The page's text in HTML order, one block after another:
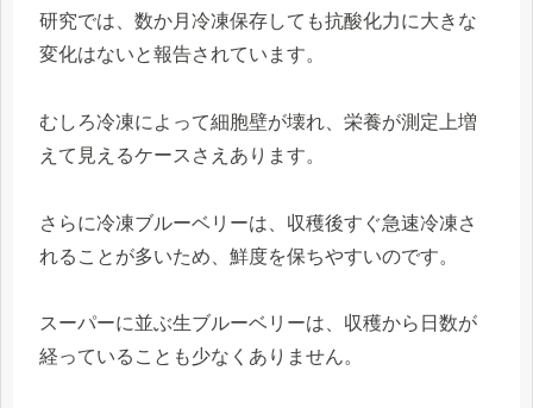
研究では、数か月冷凍保存しても抗酸化力に大きな
変化はないと報告されています。
むしろ冷凍によって細胞壁が壊れ、栄養が測定上増
えて見えるケースさえあります。
さらに冷凍ブルーベリーは、収穫後すぐ急速冷凍さ
れることが多いため、鮮度を保ちやすいのです。
スーパーに並ぶ生ブルーベリーは、収穫から日数が
経っていることも少なくありません。